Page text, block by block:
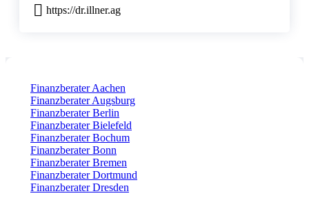
https://dr.illner.ag
Finanzberater Aachen
Finanzberater Augsburg
Finanzberater Berlin
Finanzberater Bielefeld
Finanzberater Bochum
Finanzberater Bonn
Finanzberater Bremen
Finanzberater Dortmund
Finanzberater Dresden